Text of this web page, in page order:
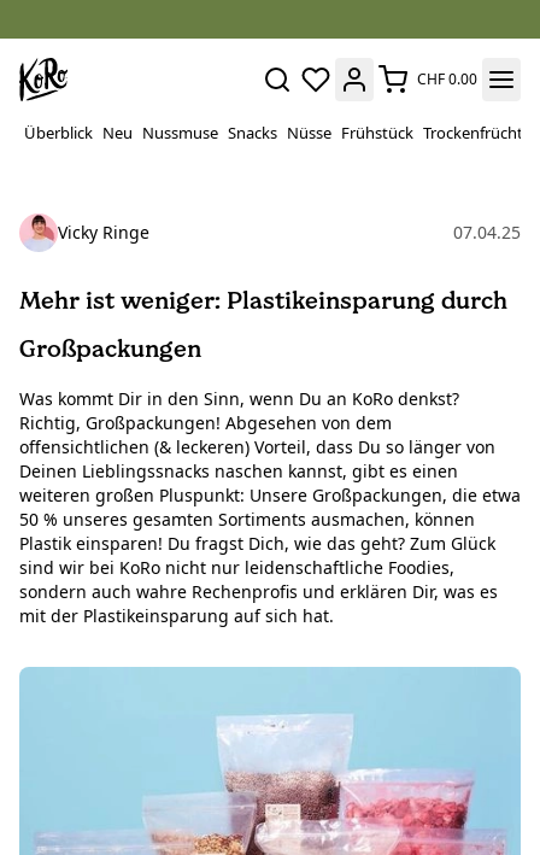
CHF 0.00
Überblick Neu Nussmuse Snacks Nüsse Frühstück Trockenfrüchte
Vicky Ringe 07.04.25
Mehr ist weniger: Plastikeinsparung durch
Großpackungen
Was kommt Dir in den Sinn, wenn Du an KoRo denkst?
Richtig, Großpackungen! Abgesehen von dem
offensichtlichen (& leckeren) Vorteil, dass Du so länger von
Deinen Lieblingssnacks naschen kannst, gibt es einen
weiteren großen Pluspunkt: Unsere Großpackungen, die etwa
50 % unseres gesamten Sortiments ausmachen, können
Plastik einsparen! Du fragst Dich, wie das geht? Zum Glück
sind wir bei KoRo nicht nur leidenschaftliche Foodies,
sondern auch wahre Rechenprofis und erklären Dir, was es
mit der Plastikeinsparung auf sich hat.